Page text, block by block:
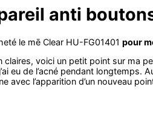
anti
le mē Clear HU-FG01401 pour
claires, voici un petit point sur ma
eu de l’acné pendant longtemps.
avec l’apparition d’un nouveau